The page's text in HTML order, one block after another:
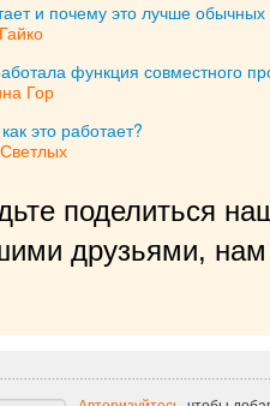
и почему это лучше обычных
функция совместного
Гор
это работает?
поделиться
друзьями, нам